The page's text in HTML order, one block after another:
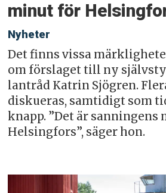
minut för
Nyheter
Det finns vissa
om förslaget till ny
lantråd Katrin Sjögren.
diskueras, samtidigt som
knapp. ”Det är sanningens
Helsingfors”, säger hon.